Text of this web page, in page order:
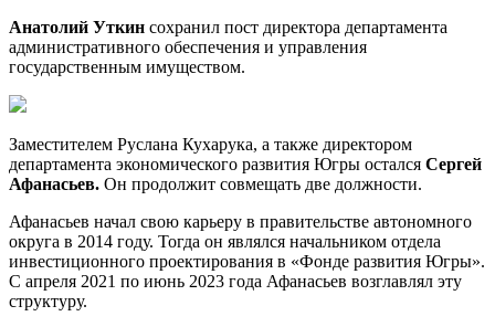
Анатолий Уткин сохранил пост директора департамента
административного обеспечения и управления
государственным имуществом.
Заместителем Руслана Кухарука, а также директором
департамента экономического развития Югры остался Сергей
Афанасьев. Он продолжит совмещать две должности.
Афанасьев начал свою карьеру в правительстве автономного
округа в 2014 году. Тогда он являлся начальником отдела
инвестиционного проектирования в «Фонде развития Югры».
С апреля 2021 по июнь 2023 года Афанасьев возглавлял эту
структуру.